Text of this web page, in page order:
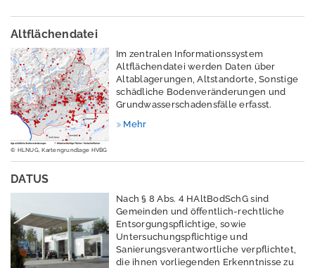
Elektromagnetisch
e Felder / Licht
Erschütterungen
Geografische
Informationssystem
e
Geologie
Klimawandel und
Anpassung
Lärm
Luft
Altflächendatei
© HLNUG, Kartengrundlage HVBG
Im zentralen Informationssystem
Altflächendatei werden Daten über
Altablagerungen, Altstandorte, Sonstige
schädliche Bodenveränderungen und
Grundwasserschadensfälle erfasst.
Mehr
DATUS
Nach § 8 Abs. 4 HAltBodSchG sind
Gemeinden und öffentlich-rechtliche
Entsorgungspflichtige, sowie
Untersuchungspflichtige und
Sanierungsverantwortliche verpflichtet,
die ihnen vorliegenden Erkenntnisse zu